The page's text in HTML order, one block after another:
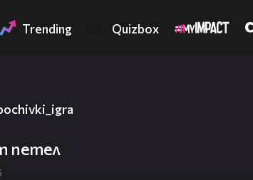
Trending Quizbox
петел